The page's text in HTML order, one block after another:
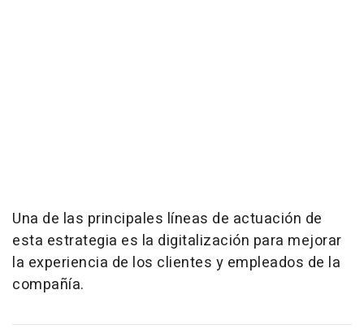
Una de las principales líneas de actuación de
esta estrategia es la digitalización para mejorar
la experiencia de los clientes y empleados de la
compañía.